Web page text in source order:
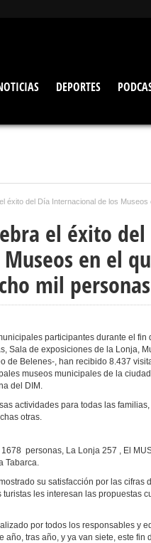
DEPORTES
éxito del Día Internacional de los
el éxito del
en el
mil personas
participantes durante el fin
Sala de exposiciones de la Lonja,
de Belenes-, han recibido 8.437
museos municipales de la
del DIM.
actividades para todas las
otras.
personas, La Lonja 257 , El
Tabarca.
su satisfacción por las cifras
les interesan las propuestas
por todos los responsables y
tras año, y ya van siete, este fin